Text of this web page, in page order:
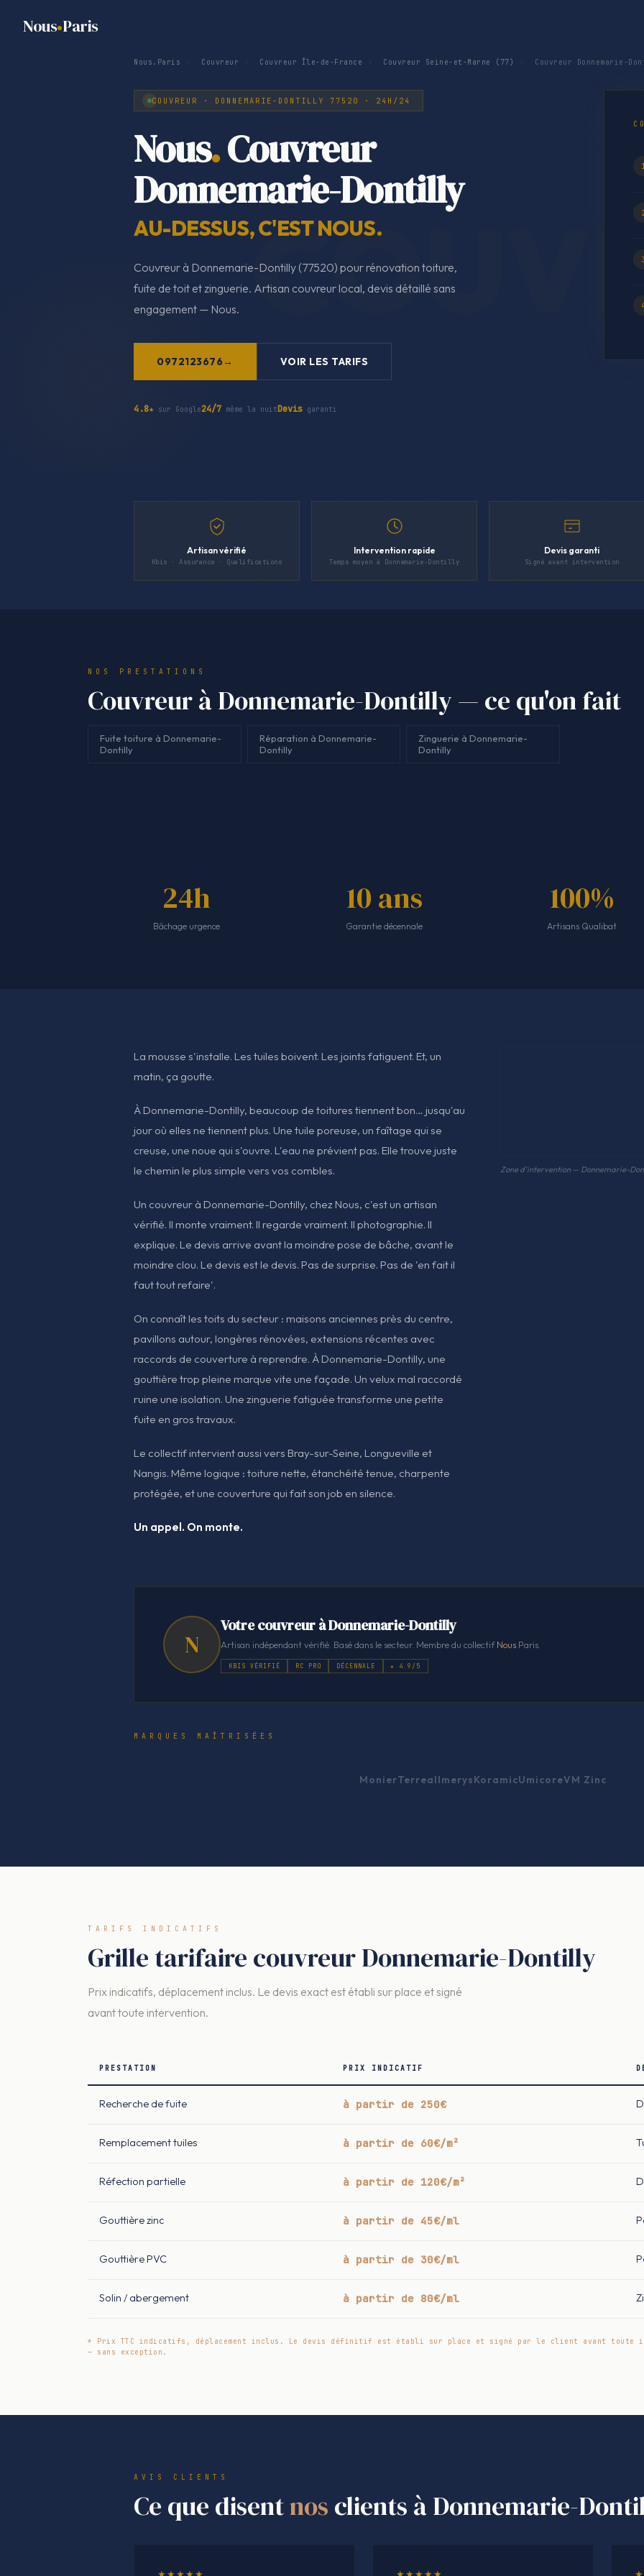
Nous Paris
Nous.Paris Couvreur Couvreur Île-de-France Couvreur Seine-et-Marne (77) Couvreur Donnemarie-
COUVREUR · DONNEMARIE-DONTILLY 77520 · 24H/24
Nous.Couvreur
Donnemarie-Dontilly
AU-DESSUS, C'EST NOUS.
Couvreur à Donnemarie-Dontilly (77520) pour rénovation toiture,
fuite de toit et zinguerie. Artisan couvreur local, devis détaillé sans
engagement — Nous.
0972123676 VOIR LES TARIFS
4.8★ sur Google24/7 même la nuitDevis garanti
Artisan vérifié
Kbis · Assurance · Qualifications
Intervention rapide
Temps moyen à Donnemarie-Dontilly
Devis garanti
Signé avant intervention
NOS PRESTATIONS
Couvreur à Donnemarie-Dontilly — ce qu'on fait
Fuite toiture à Donnemarie-
Dontilly
Réparation à Donnemarie-
Dontilly
Zinguerie à Donnemarie-
Dontilly
24h
Bâchage urgence
10 ans
Garantie décennale
100%
Artisans Qualibat
La mousse s'installe. Les tuiles boivent. Les joints fatiguent. Et, un
matin, ça goutte.
À Donnemarie-Dontilly, beaucoup de toitures tiennent bon… jusqu'au
jour où elles ne tiennent plus. Une tuile poreuse, un faîtage qui se
creuse, une noue qui s'ouvre. L'eau ne prévient pas. Elle trouve juste
le chemin le plus simple vers vos combles.
Un couvreur à Donnemarie-Dontilly, chez Nous, c'est un artisan
vérifié. Il monte vraiment. Il regarde vraiment. Il photographie. Il
explique. Le devis arrive avant la moindre pose de bâche, avant le
moindre clou. Le devis est le devis. Pas de surprise. Pas de 'en fait il
faut tout refaire'.
On connaît les toits du secteur : maisons anciennes près du centre,
pavillons autour, longères rénovées, extensions récentes avec
raccords de couverture à reprendre. À Donnemarie-Dontilly, une
gouttière trop pleine marque vite une façade. Un velux mal raccordé
ruine une isolation. Une zinguerie fatiguée transforme une petite
fuite en gros travaux.
Le collectif intervient aussi vers Bray-sur-Seine, Longueville et
Nangis. Même logique : toiture nette, étanchéité tenue, charpente
protégée, et une couverture qui fait son job en silence.
Un appel. On monte.
Zone d'intervention — Donnemarie-
N
Votre couvreur à Donnemarie-Dontilly
Artisan indépendant vérifié. Basé dans le secteur. Membre du collectifNous.Paris.
KBIS VÉRIFIÉ RC PRO DÉCENNALE ★ 4.9/5
MARQUES MAÎTRISÉES
MonierTerrealImerysKoramicUmicoreVM Zinc
TARIFS INDICATIFS
Grille tarifaire couvreur Donnemarie-Dontilly
Prix indicatifs, déplacement inclus. Le devis exact est établi sur place et signé
avant toute intervention.
PRESTATION PRIX INDICATIF
Recherche de fuite à partir de 250€
Remplacement tuiles à partir de 60€/m²
Réfection partielle à partir de 120€/m²
Gouttière zinc à partir de 45€/ml
Gouttière PVC à partir de 30€/ml
Solin / abergement à partir de 80€/ml
* Prix TTC indicatifs, déplacement inclus. Le devis définitif est établi sur place et signé par le client avant toute
— sans exception.
AVIS CLIENTS
Ce que disentnos clients à Donnemarie-